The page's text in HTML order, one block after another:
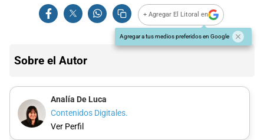
+ Agregar El Litoral en
Agregar a tus medios preferidos en Google
Sobre el Autor
Analía De Luca
Contenidos Digitales.
Ver Perfil